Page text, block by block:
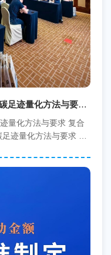
足迹量化方法与要求